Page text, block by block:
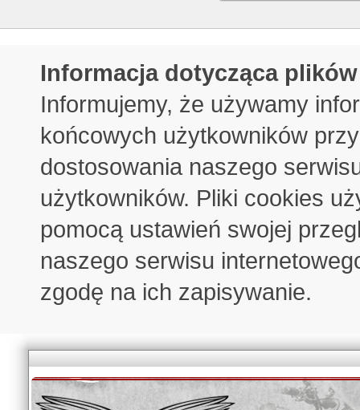
Informacja dotycząca
Informujemy, że używamy
końcowych użytkowników
dostosowania naszego
użytkowników. Pliki cookies
pomocą ustawień swojej
naszego serwisu
zgodę na ich zapisywanie.